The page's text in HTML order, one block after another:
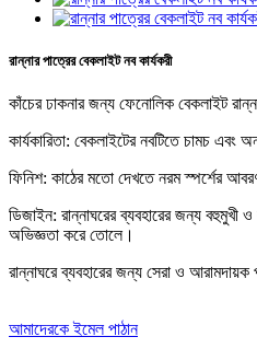
রান্নার পাত্রের বেকলাইট নব কার্যকরী
কাঁচের ঢাকনার জন্য ফেনোলিক বেকলাইট
কার্যকারিতা: বেকলাইটের নবটিতে চামচ এবং
ফিনিশ: কাঠের মতো দেখতে নরম স্পর্শের
ডিজাইন: রান্নাঘরের ব্যবহারের জন্য বহুমুখী ও
অভিজ্ঞতা করে তোলে।
রান্নাঘরে ব্যবহারের জন্য সেরা ও আরামদায়ক
আমাদেরকে ইমেল পাঠান